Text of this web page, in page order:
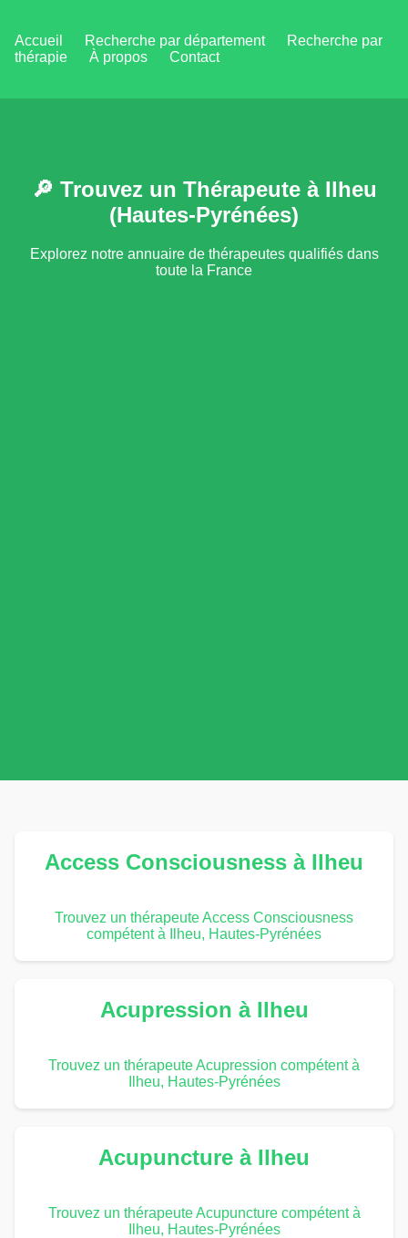
Accueil Recherche par département
Recherche par
thérapie
À propos Contact
🔎 Trouvez un Thérapeute à Ilheu
(Hautes-Pyrénées)
Explorez notre annuaire de thérapeutes qualifiés dans
toute la France
Access Consciousness à Ilheu
Trouvez un thérapeute Access Consciousness
compétent à Ilheu, Hautes-Pyrénées
Acupression à Ilheu
Trouvez un thérapeute Acupression compétent à
Ilheu, Hautes-Pyrénées
Acupuncture à Ilheu
Trouvez un thérapeute Acupuncture compétent à
Ilheu, Hautes-Pyrénées